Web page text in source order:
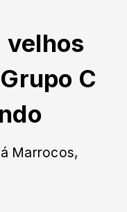
velhos
C
Marrocos,